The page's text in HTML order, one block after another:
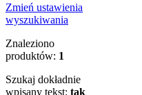
Zmień ustawienia
wyszukiwania
Znaleziono
produktów: 1
Szukaj dokładnie
wpisany tekst: tak